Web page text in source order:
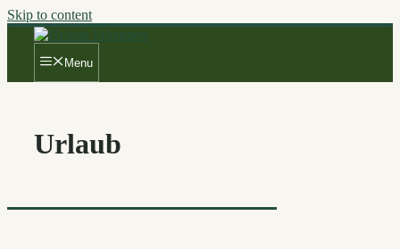
Skip to content
Menu
Urlaub